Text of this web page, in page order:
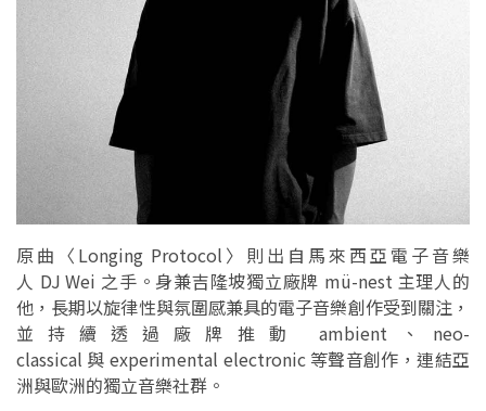
原曲〈Longing Protocol〉則出自馬來西亞電子音樂
人 DJ Wei 之手。身兼吉隆坡獨立廠牌 mü-nest 主理人的
他，長期以旋律性與氛圍感兼具的電子音樂創作受到關注，
並持續透過廠牌推動 ambient、neo-
classical 與 experimental electronic 等聲音創作，連結亞
洲與歐洲的獨立音樂社群。